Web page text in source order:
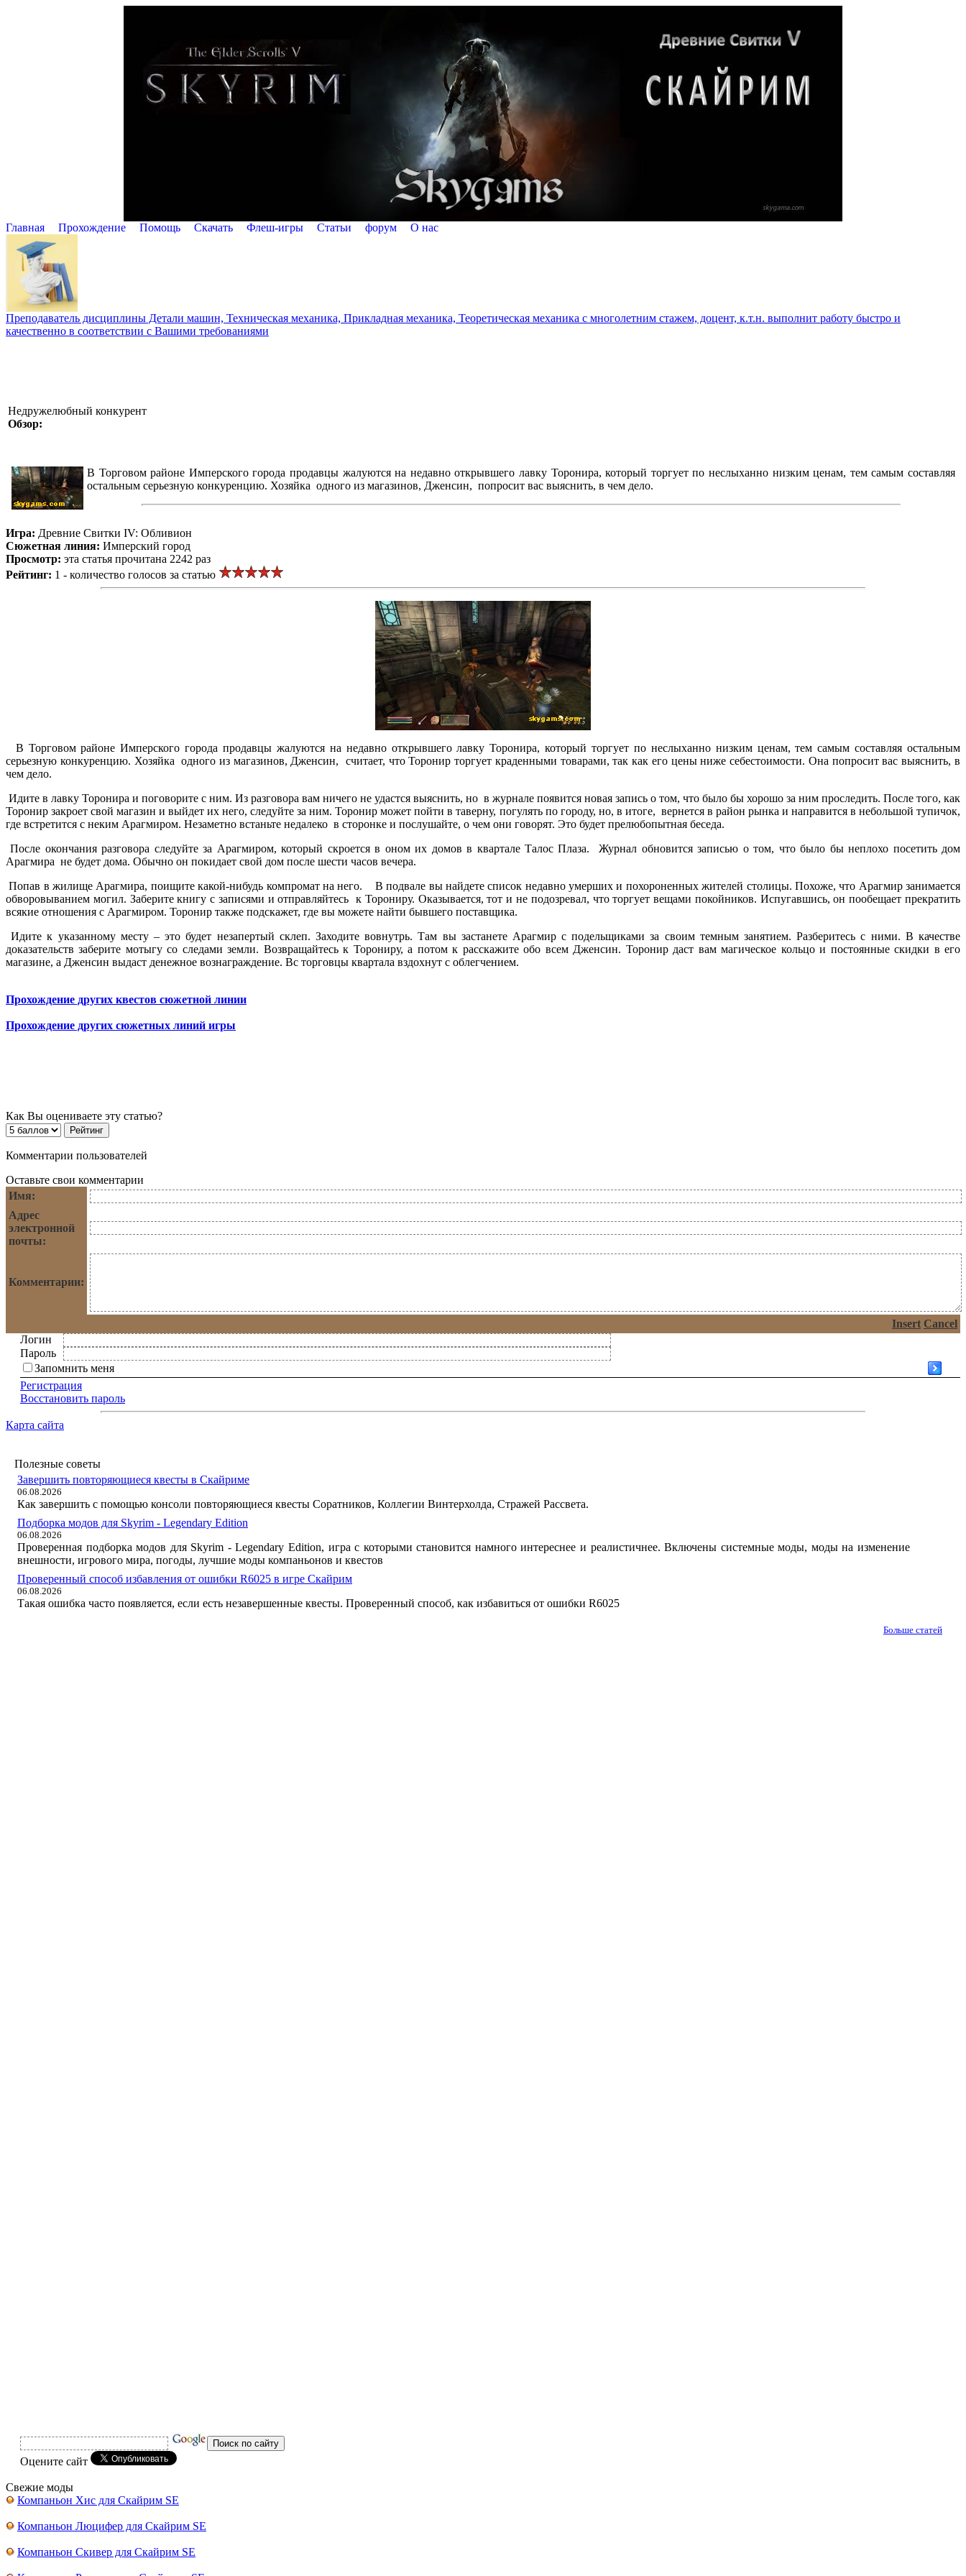
Главная Прохождение Помощь Cкачать Флеш-игры Статьи форум О нас
Преподаватель дисциплины Детали машин, Техническая механика, Прикладная механика, Теоретическая механика с многолетним стажем, доцент, к.т.н. выполнит работу быстро и
качественно в соответствии с Вашими требованиями
Недружелюбный конкурент
Обзор:
В Торговом районе Имперского города продавцы жалуются на недавно открывшего лавку Торонира, который торгует по неслыханно низким ценам, тем самым составляя
остальным серьезную конкуренцию. Хозяйка одного из магазинов, Дженсин, попросит вас выяснить, в чем дело.
Игра: Древние Свитки IV: Обливион
Сюжетная линия: Имперский город
Просмотр: эта статья прочитана 2242 раз
Рейтинг: 1 - количество голосов за статью
В Торговом районе Имперского города продавцы жалуются на недавно открывшего лавку Торонира, который торгует по неслыханно низким ценам, тем самым составляя остальным
серьезную конкуренцию. Хозяйка одного из магазинов, Дженсин, считает, что Торонир торгует краденными товарами, так как его цены ниже себестоимости. Она попросит вас выяснить, в
чем дело.
Идите в лавку Торонира и поговорите с ним. Из разговора вам ничего не удастся выяснить, но в журнале появится новая запись о том, что было бы хорошо за ним проследить. После того, как
Торонир закроет свой магазин и выйдет их него, следуйте за ним. Торонир может пойти в таверну, погулять по городу, но, в итоге, вернется в район рынка и направится в небольшой тупичок,
где встретится с неким Арагмиром. Незаметно встаньте недалеко в сторонке и послушайте, о чем они говорят. Это будет прелюбопытная беседа.
После окончания разговора следуйте за Арагмиром, который скроется в оном их домов в квартале Талос Плаза. Журнал обновится записью о том, что было бы неплохо посетить дом
Арагмира не будет дома. Обычно он покидает свой дом после шести часов вечера.
Попав в жилище Арагмира, поищите какой-нибудь компромат на него. В подвале вы найдете список недавно умерших и похороненных жителей столицы. Похоже, что Арагмир занимается
обворовыванием могил. Заберите книгу с записями и отправляйтесь к Торониру. Оказывается, тот и не подозревал, что торгует вещами покойников. Испугавшись, он пообещает прекратить
всякие отношения с Арагмиром. Торонир также подскажет, где вы можете найти бывшего поставщика.
Идите к указанному месту – это будет незапертый склеп. Заходите вовнутрь. Там вы застанете Арагмир с подельщиками за своим темным занятием. Разберитесь с ними. В качестве
доказательств заберите мотыгу со следами земли. Возвращайтесь к Торониру, а потом к расскажите обо всем Дженсин. Торонир даст вам магическое кольцо и постоянные скидки в его
магазине, а Дженсин выдаст денежное вознаграждение. Вс торговцы квартала вздохнут с облегчением.
Прохождение других квестов сюжетной линии
Прохождение других сюжетных линий игры
Как Вы оцениваете эту статью?
Комментарии пользователей
Оставьте свои комментарии
Имя:
Адрес
электронной
почты:
Комментарии:
Insert Cancel
Логин
Пароль
Запомнить меня
Регистрация
Восстановить пароль
Карта сайта
Полезные советы
Завершить повторяющиеся квесты в Скайриме
06.08.2026
Как завершить с помощью консоли повторяющиеся квесты Соратников, Коллегии Винтерхолда, Стражей Рассвета.
Подборка модов для Skyrim - Legendary Edition
06.08.2026
Проверенная подборка модов для Skyrim - Legendary Edition, игра с которыми становится намного интереснее и реалистичнее. Включены системные моды, моды на изменение
внешности, игрового мира, погоды, лучшие моды компаньонов и квестов
Проверенный способ избавления от ошибки R6025 в игре Скайрим
06.08.2026
Такая ошибка часто появляется, если есть незавершенные квесты. Проверенный способ, как избавиться от ошибки R6025
Больше статей
Оцените сайт
Свежие моды
Компаньон Хис для Скайрим SE
Компаньон Люцифер для Скайрим SE
Компаньон Скивер для Скайрим SE